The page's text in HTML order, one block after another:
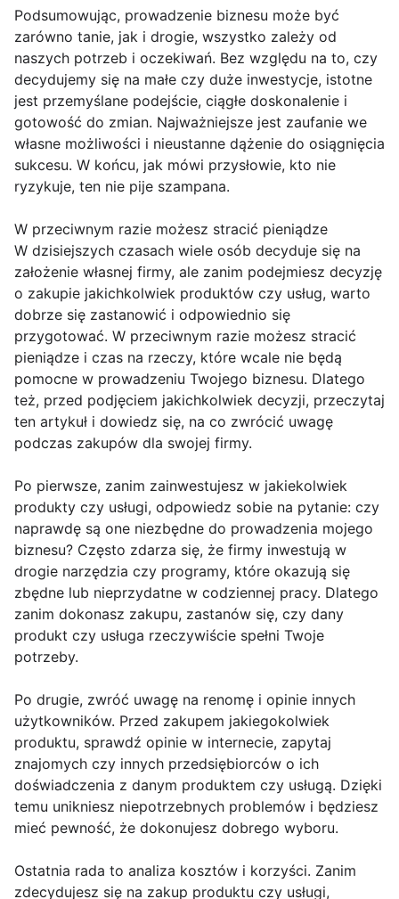
Podsumowując, prowadzenie biznesu może być
zarówno tanie, jak i drogie, wszystko zależy od
naszych potrzeb i oczekiwań. Bez względu na to, czy
decydujemy się na małe czy duże inwestycje, istotne
jest przemyślane podejście, ciągłe doskonalenie i
gotowość do zmian. Najważniejsze jest zaufanie we
własne możliwości i nieustanne dążenie do osiągnięcia
sukcesu. W końcu, jak mówi przysłowie, kto nie
ryzykuje, ten nie pije szampana.
W przeciwnym razie możesz stracić pieniądze
W dzisiejszych czasach wiele osób decyduje się na
założenie własnej firmy, ale zanim podejmiesz decyzję
o zakupie jakichkolwiek produktów czy usług, warto
dobrze się zastanowić i odpowiednio się
przygotować. W przeciwnym razie możesz stracić
pieniądze i czas na rzeczy, które wcale nie będą
pomocne w prowadzeniu Twojego biznesu. Dlatego
też, przed podjęciem jakichkolwiek decyzji, przeczytaj
ten artykuł i dowiedz się, na co zwrócić uwagę
podczas zakupów dla swojej firmy.
Po pierwsze, zanim zainwestujesz w jakiekolwiek
produkty czy usługi, odpowiedz sobie na pytanie: czy
naprawdę są one niezbędne do prowadzenia mojego
biznesu? Często zdarza się, że firmy inwestują w
drogie narzędzia czy programy, które okazują się
zbędne lub nieprzydatne w codziennej pracy. Dlatego
zanim dokonasz zakupu, zastanów się, czy dany
produkt czy usługa rzeczywiście spełni Twoje
potrzeby.
Po drugie, zwróć uwagę na renomę i opinie innych
użytkowników. Przed zakupem jakiegokolwiek
produktu, sprawdź opinie w internecie, zapytaj
znajomych czy innych przedsiębiorców o ich
doświadczenia z danym produktem czy usługą. Dzięki
temu unikniesz niepotrzebnych problemów i będziesz
mieć pewność, że dokonujesz dobrego wyboru.
Ostatnia rada to analiza kosztów i korzyści. Zanim
zdecydujesz się na zakup produktu czy usługi,